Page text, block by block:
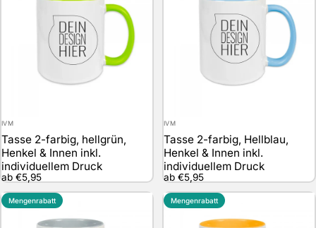
Anbieter:
IVM
Tasse 2-farbig, hellgrün,
Henkel & Innen inkl.
individuellem Druck
ab €5,95
Anbieter:
IVM
Tasse 2-farbig, Hellblau,
Henkel & Innen inkl.
individuellem Druck
ab €5,95
Mengenrabatt Mengenrabatt